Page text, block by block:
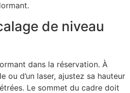
de niveau
dans la réservation. À
ou d’un laser, ajustez sa hauteur
Le sommet du cadre doit